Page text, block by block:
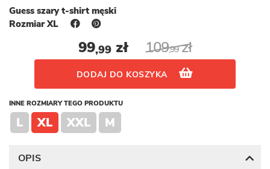
Guess szary t-shirt męski
Rozmiar XL
99,99 zł 109,99zł
DODAJ DO KOSZYKA
INNE ROZMIARY TEGO PRODUKTU
L XL XXL M
OPIS